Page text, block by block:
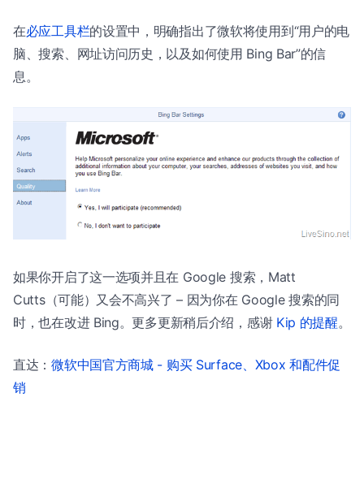
在必应工具栏的设置中，明确指出了微软将使用到“用户的电
脑、搜索、网址访问历史，以及如何使用 Bing Bar”的信
息。
如果你开启了这一选项并且在 Google 搜索，Matt
Cutts（可能）又会不高兴了 – 因为你在 Google 搜索的同
时，也在改进 Bing。更多更新稍后介绍，感谢 Kip 的提醒。
直达：微软中国官方商城 - 购买 Surface、Xbox 和配件促
销